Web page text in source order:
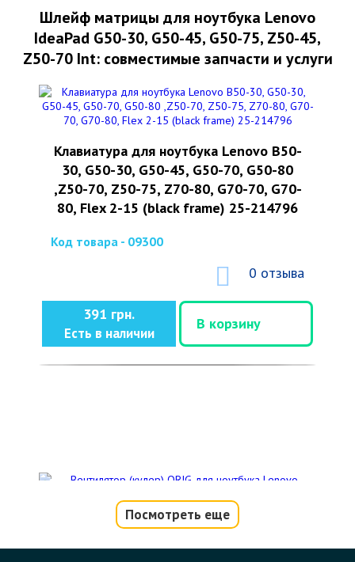
Шлейф матрицы для ноутбука Lenovo
IdeaPad G50-30, G50-45, G50-75, Z50-45,
Z50-70 Int: совместимые запчасти и услуги
Клавиатура для ноутбука Lenovo B50-
30, G50-30, G50-45, G50-70, G50-80
,Z50-70, Z50-75, Z70-80, G70-70, G70-
80, Flex 2-15 (black frame) 25-214796
Код товара - 09300
0 отзыва
391 грн.
Есть в наличии
В корзину
Вентилятор (кулер) ORIG для ноутбука
Посмотреть еще